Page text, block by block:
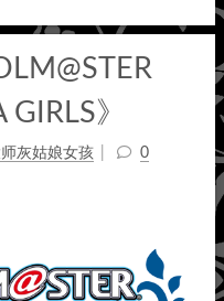
》
灰姑娘女孩 0